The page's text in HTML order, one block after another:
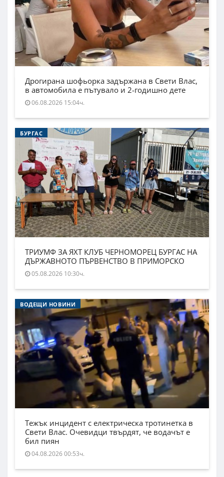
Дрогирана шофьорка задържана в Свети Влас,
в автомобила е пътувало и 2-годишно дете
06.08.2026 15:04ч.
БУРГАС
ТРИУМФ ЗА ЯХТ КЛУБ ЧЕРНОМОРЕЦ БУРГАС НА
ДЪРЖАВНОТО ПЪРВЕНСТВО В ПРИМОРСКО
05.08.2026 10:30ч.
ВОДЕЩИ НОВИНИ
Тежък инцидент с електрическа тротинетка в
Свети Влас. Очевидци твърдят, че водачът е
бил пиян
04.08.2026 00:53ч.